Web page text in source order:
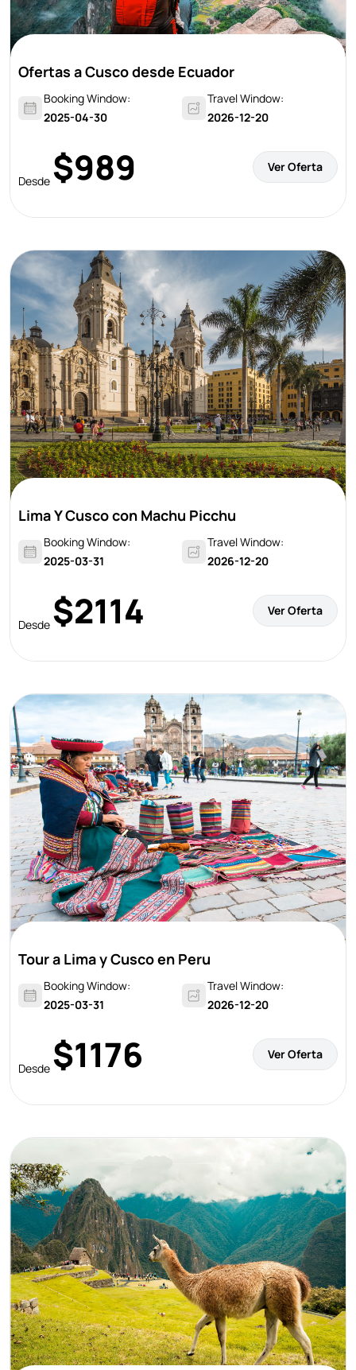
Ofertas a Cusco desde Ecuador
Booking Window:
2025-04-30
Travel Window:
2026-12-20
Desde $989 Ver Oferta
Lima Y Cusco con Machu Picchu
Booking Window:
2025-03-31
Travel Window:
2026-12-20
Desde $2114 Ver Oferta
Tour a Lima y Cusco en Peru
Booking Window:
2025-03-31
Travel Window:
2026-12-20
Desde $1176 Ver Oferta